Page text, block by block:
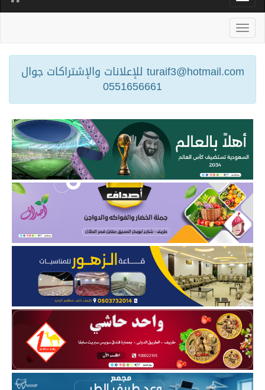
turaif3@hotmail.com للإعلانات والإشتراكات جوال
0551656661